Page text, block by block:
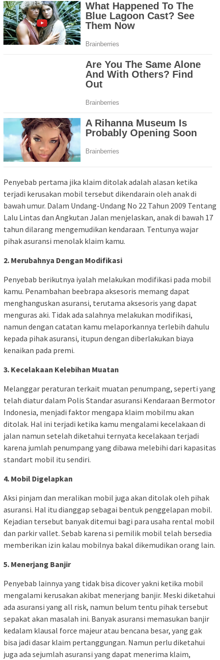
Penyebab pertama jika klaim ditolak adalah alasan ketika
terjadi kerusakan mobil tersebut dikendarain oleh anak di
bawah umur. Dalam Undang-Undang No 22 Tahun 2009 Tentang
Lalu Lintas dan Angkutan Jalan menjelaskan, anak di bawah 17
tahun dilarang mengemudikan kendaraan. Tentunya wajar
pihak asuransi menolak klaim kamu.
2. Merubahnya Dengan Modifikasi
Penyebab berikutnya iyalah melakukan modifikasi pada mobil
kamu. Penambahan beebrapa aksesoris memang dapat
menghanguskan asuransi, terutama aksesoris yang dapat
menguras aki. Tidak ada salahnya melakukan modifikasi,
namun dengan catatan kamu melaporkannya terlebih dahulu
kepada pihak asuransi, itupun dengan diberlakukan biaya
kenaikan pada premi.
3. Kecelakaan Kelebihan Muatan
Melanggar peraturan terkait muatan penumpang, seperti yang
telah diatur dalam Polis Standar asuransi Kendaraan Bermotor
Indonesia, menjadi faktor mengapa klaim mobilmu akan
ditolak. Hal ini terjadi ketika kamu mengalami kecelakaan di
jalan namun setelah diketahui ternyata kecelakaan terjadi
karena jumlah penumpang yang dibawa melebihi dari kapasitas
standart mobil itu sendiri.
4. Mobil Digelapkan
Aksi pinjam dan meralikan mobil juga akan ditolak oleh pihak
asuransi. Hal itu dianggap sebagai bentuk penggelapan mobil.
Kejadian tersebut banyak ditemui bagi para usaha rental mobil
dan parkir vallet. Sebab karena si pemilik mobil telah bersedia
memberikan izin kalau mobilnya bakal dikemudikan orang lain.
5. Menerjang Banjir
Penyebab lainnya yang tidak bisa dicover yakni ketika mobil
mengalami kerusakan akibat menerjang banjir. Meski diketahui
ada asuransi yang all risk, namun belum tentu pihak tersebut
sepakat akan masalah ini. Banyak asuransi memasukan banjir
kedalam klausal force majeur atau bencana besar, yang gak
bisa jadi dasar klaim pertanggungan. Namun perlu diketahui
juga ada sejumlah asuransi yang dapat menerima klaim,